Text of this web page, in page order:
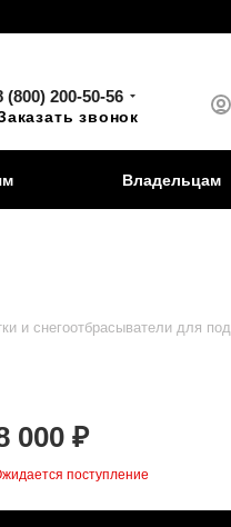
(800) 200-50-56
звонок
Владельцам
и снегоотбрасыватели для
000 ₽
поступление